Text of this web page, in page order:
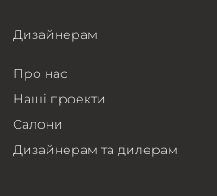
Дизайнерам
Про нас
Наші проекти
Салони
Дизайнерам та дилерам